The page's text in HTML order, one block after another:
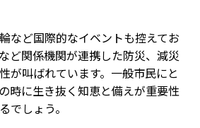
など国際的なイベントも控えてお
ど関係機関が連携した防災、減災
が叫ばれています。一般市民にと
時に生き抜く知恵と備えが重要性
でしょう。